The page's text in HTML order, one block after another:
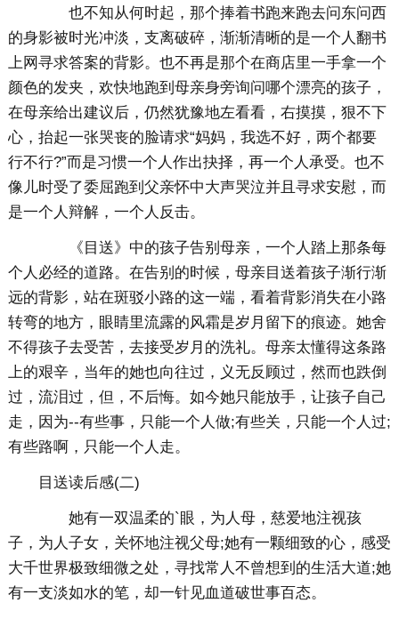
也不知从何时起，那个捧着书跑来跑去问东问西
的身影被时光冲淡，支离破碎，渐渐清晰的是一个人翻书
上网寻求答案的背影。也不再是那个在商店里一手拿一个
颜色的发夹，欢快地跑到母亲身旁询问哪个漂亮的孩子，
在母亲给出建议后，仍然犹豫地左看看，右摸摸，狠不下
心，抬起一张哭丧的脸请求“妈妈，我选不好，两个都要
行不行?”而是习惯一个人作出抉择，再一个人承受。也不
像儿时受了委屈跑到父亲怀中大声哭泣并且寻求安慰，而
是一个人辩解，一个人反击。
《目送》中的孩子告别母亲，一个人踏上那条每
个人必经的道路。在告别的时候，母亲目送着孩子渐行渐
远的背影，站在斑驳小路的这一端，看着背影消失在小路
转弯的地方，眼睛里流露的风霜是岁月留下的痕迹。她舍
不得孩子去受苦，去接受岁月的洗礼。母亲太懂得这条路
上的艰辛，当年的她也向往过，义无反顾过，然而也跌倒
过，流泪过，但，不后悔。如今她只能放手，让孩子自己
走，因为--有些事，只能一个人做;有些关，只能一个人过;
有些路啊，只能一个人走。
目送读后感(二)
她有一双温柔的`眼，为人母，慈爱地注视孩
子，为人子女，关怀地注视父母;她有一颗细致的心，感受
大千世界极致细微之处，寻找常人不曾想到的生活大道;她
有一支淡如水的笔，却一针见血道破世事百态。